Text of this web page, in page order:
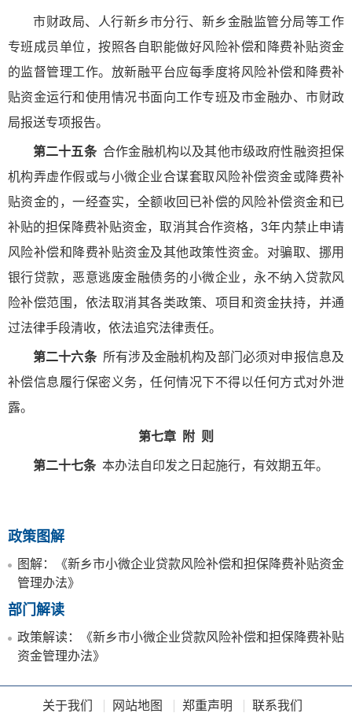
市财政局、人行新乡市分行、新乡金融监管分局等工作
专班成员单位，按照各自职能做好风险补偿和降费补贴资金
的监督管理工作。放新融平台应每季度将风险补偿和降费补
贴资金运行和使用情况书面向工作专班及市金融办、市财政
局报送专项报告。
第二十五条合作金融机构以及其他市级政府性融资担保
机构弄虚作假或与小微企业合谋套取风险补偿资金或降费补
贴资金的，一经查实，全额收回已补偿的风险补偿资金和已
补贴的担保降费补贴资金，取消其合作资格，3年内禁止申请
风险补偿和降费补贴资金及其他政策性资金。对骗取、挪用
银行贷款，恶意逃废金融债务的小微企业，永不纳入贷款风
险补偿范围，依法取消其各类政策、项目和资金扶持，并通
过法律手段清收，依法追究法律责任。
第二十六条所有涉及金融机构及部门必须对申报信息及
补偿信息履行保密义务，任何情况下不得以任何方式对外泄
露。
第七章 附 则
第二十七条本办法自印发之日起施行，有效期五年。
政策图解
图解：《新乡市小微企业贷款风险补偿和担保降费补贴资金
管理办法》
部门解读
政策解读：《新乡市小微企业贷款风险补偿和担保降费补贴
资金管理办法》
关于我们 网站地图 郑重声明 联系我们